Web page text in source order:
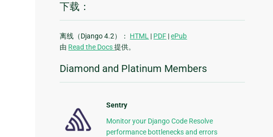
下载：
离线（Django 4.2）： HTML | PDF |ePub
由 Read the Docs提供。
Diamond and Platinum Members
Sentry
Monitor your Django Code Resolve
performance bottlenecks and errors